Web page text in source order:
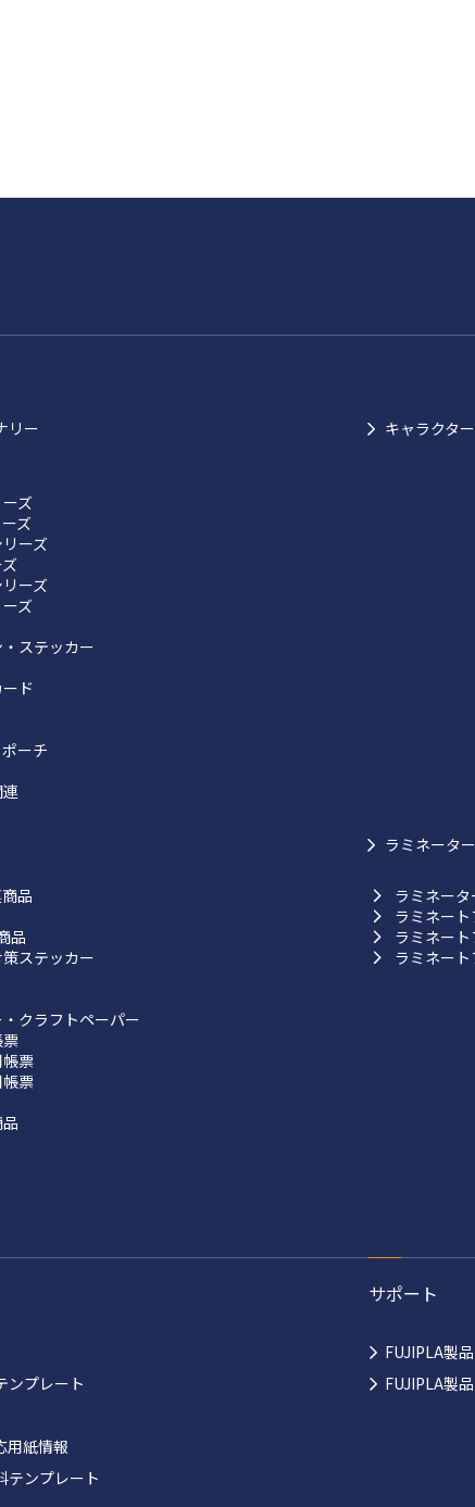
リー
ズ
ズ
ーズ
ーズ
ズ
ステッカー
ド
ーチ
キャラクタ
品
品
ステッカー
クラフトペーパー
票
票
ラミネータ
ラミネータ
ラミネー
ラミネー
ラミネー
ンプレート
用紙情報
テンプレート
サポート
FUJIPLA製
FUJIPLA製